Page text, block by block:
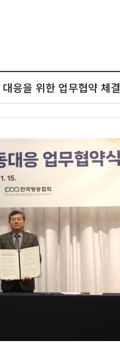
응을 위한 업무협약 체결